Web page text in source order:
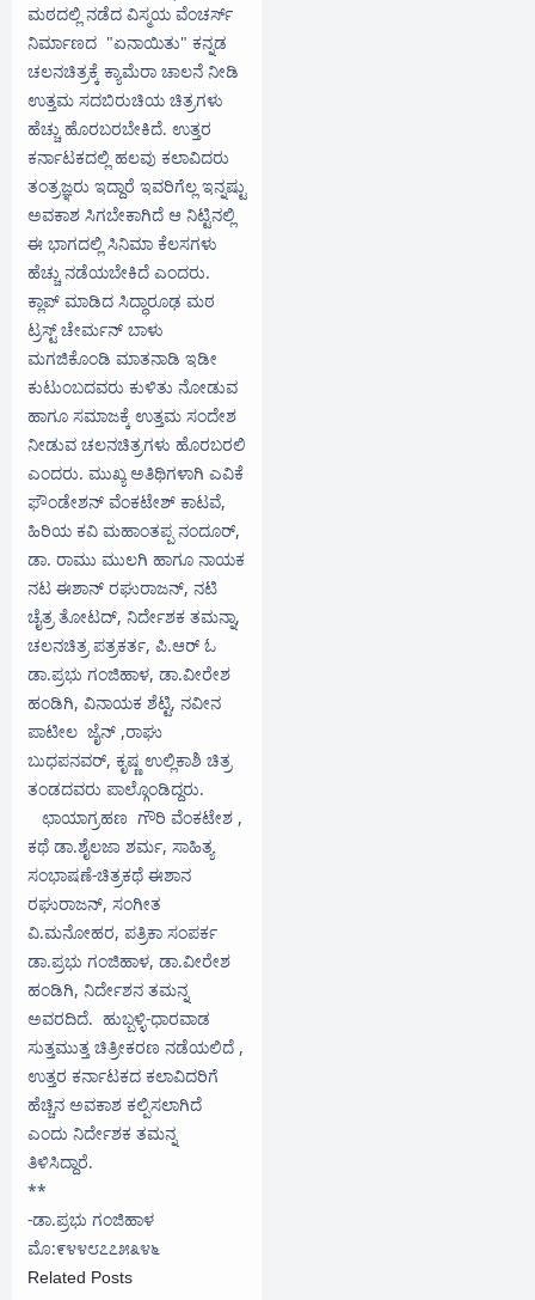
ಮಠದಲ್ಲಿ ನಡೆದ ವಿಸ್ಮಯ ವೆಂಚರ್ಸ್
ನಿರ್ಮಾಣದ "ಏನಾಯಿತು" ಕನ್ನಡ
ಚಲನಚಿತ್ರಕ್ಕೆ ಕ್ಯಾಮೆರಾ ಚಾಲನೆ ನೀಡಿ
ಉತ್ತಮ ಸದಬಿರುಚಿಯ ಚಿತ್ರಗಳು
ಹೆಚ್ಚು ಹೊರಬರಬೇಕಿದೆ. ಉತ್ತರ
ಕರ್ನಾಟಕದಲ್ಲಿ ಹಲವು ಕಲಾವಿದರು
ತಂತ್ರಜ್ಞರು ಇದ್ದಾರೆ ಇವರಿಗೆಲ್ಲ ಇನ್ನಷ್ಟು
ಅವಕಾಶ ಸಿಗಬೇಕಾಗಿದೆ ಆ ನಿಟ್ಟಿನಲ್ಲಿ
ಈ ಭಾಗದಲ್ಲಿ ಸಿನಿಮಾ ಕೆಲಸಗಳು
ಹೆಚ್ಚು ನಡೆಯಬೇಕಿದೆ ಎಂದರು.
ಕ್ಲಾಪ್ ಮಾಡಿದ ಸಿದ್ಧಾರೂಢ ಮಠ
ಟ್ರಸ್ಟ್ ಚೇರ್ಮನ್ ಬಾಳು
ಮಗಜಿಕೊಂಡಿ ಮಾತನಾಡಿ ಇಡೀ
ಕುಟುಂಬದವರು ಕುಳಿತು ನೋಡುವ
ಹಾಗೂ ಸಮಾಜಕ್ಕೆ ಉತ್ತಮ ಸಂದೇಶ
ನೀಡುವ ಚಲನಚಿತ್ರಗಳು ಹೊರಬರಲಿ
ಎಂದರು. ಮುಖ್ಯ ಅತಿಥಿಗಳಾಗಿ ಎವಿಕೆ
ಫೌಂಡೇಶನ್ ವೆಂಕಟೇಶ್ ಕಾಟವೆ,
ಹಿರಿಯ ಕವಿ ಮಹಾಂತಪ್ಪ ನಂದೂರ್,
ಡಾ. ರಾಮು ಮುಲಗಿ ಹಾಗೂ ನಾಯಕ
ನಟ ಈಶಾನ್ ರಘುರಾಜನ್, ನಟಿ
ಚೈತ್ರ ತೋಟದ್, ನಿರ್ದೇಶಕ ತಮನ್ನಾ,
ಚಲನಚಿತ್ರ ಪತ್ರಕರ್ತ, ಪಿ.ಆರ್ ಓ
ಡಾ.ಪ್ರಭು ಗಂಜಿಹಾಳ, ಡಾ.ವೀರೇಶ
ಹಂಡಿಗಿ, ವಿನಾಯಕ ಶೆಟ್ಟಿ, ನವೀನ
ಪಾಟೀಲ ಜೈನ್ ,ರಾಘು
ಬುಧಪನವರ್, ಕೃಷ್ಣ ಉಲ್ಲಿಕಾಶಿ ಚಿತ್ರ
ತಂಡದವರು ಪಾಲ್ಗೊಂಡಿದ್ದರು.
ಛಾಯಾಗ್ರಹಣ ಗೌರಿ ವೆಂಕಟೇಶ ,
ಕಥೆ ಡಾ.ಶೈಲಜಾ ಶರ್ಮ, ಸಾಹಿತ್ಯ
ಸಂಭಾಷಣೆ-ಚಿತ್ರಕಥೆ ಈಶಾನ
ರಘುರಾಜನ್, ಸಂಗೀತ
ವಿ.ಮನೋಹರ, ಪತ್ರಿಕಾ ಸಂಪರ್ಕ
ಡಾ.ಪ್ರಭು ಗಂಜಿಹಾಳ, ಡಾ.ವೀರೇಶ
ಹಂಡಿಗಿ, ನಿರ್ದೇಶನ ತಮನ್ನ
ಅವರದಿದೆ. ಹುಬ್ಬಳ್ಳಿ-ಧಾರವಾಡ
ಸುತ್ತಮುತ್ತ ಚಿತ್ರೀಕರಣ ನಡೆಯಲಿದೆ ,
ಉತ್ತರ ಕರ್ನಾಟಕದ ಕಲಾವಿದರಿಗೆ
ಹೆಚ್ಚಿನ ಅವಕಾಶ ಕಲ್ಪಿಸಲಾಗಿದೆ
ಎಂದು ನಿರ್ದೇಶಕ ತಮನ್ನ
ತಿಳಿಸಿದ್ದಾರೆ.
**
-ಡಾ.ಪ್ರಭು ಗಂಜಿಹಾಳ
ಮೊ:೯೪೪೮೭೭೫೩೪೬
Related Posts